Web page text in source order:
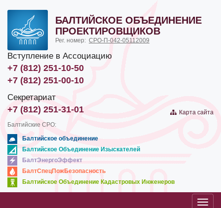
БАЛТИЙСКОЕ ОБЪЕДИНЕНИЕ
ПРОЕКТИРОВЩИКОВ
Рег. номер: СРО-П-042-05112009
Вступление в Ассоциацию
+7 (812) 251-10-50
+7 (812) 251-00-10
Секретариат
+7 (812) 251-31-01
Карта сайта
Балтийские СРО:
Балтийское объединение
Балтийское Объединение Изыскателей
БалтЭнергоЭффект
БалтСпецПожБезопасность
Балтийское Объединение Кадастровых Инженеров